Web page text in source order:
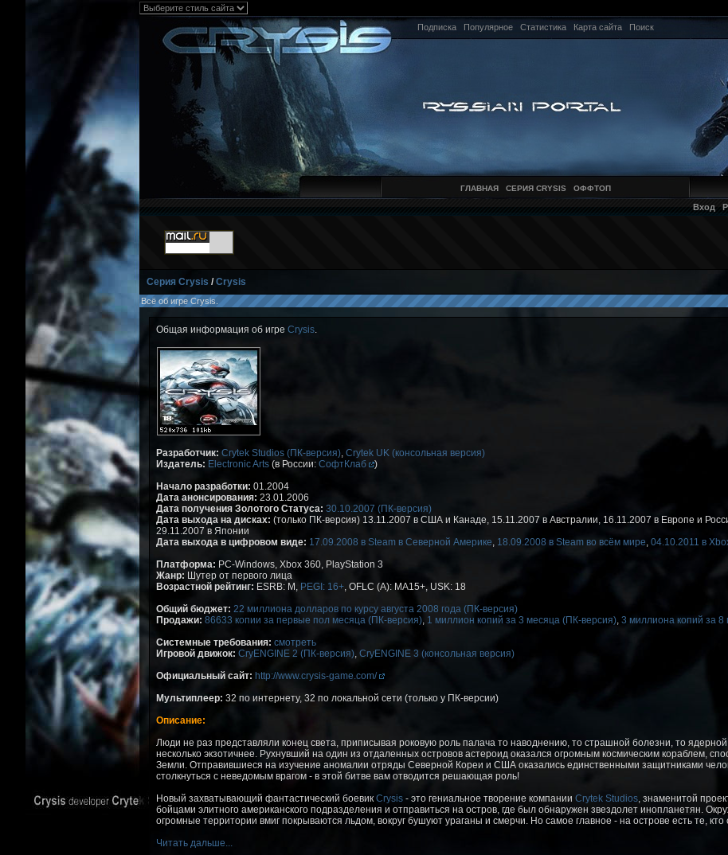
Подписка Популярное Статистика Карта сайта Поиск
ГЛАВНАЯ СЕРИЯ CRYSIS ОФФТОП
Вход
Серия Crysis /Crysis
Всё об игре Crysis.
Общая информация об игре Crysis.
Разработчик: Crytek Studios (ПК-версия), Crytek UK (консольная версия)
Издатель: Electronic Arts(в России: СофтКлаб
)
Начало разработки: 01.2004
Дата анонсирования: 23.01.2006
Дата получения Золотого Статуса: 30.10.2007 (ПК-версия)
Дата выхода на дисках: (только ПК-версия) 13.11.2007 в США и Канаде, 15.11.2007 в Австралии, 16.11.2007 в Европе и
29.11.2007 в Японии
Дата выхода в цифровом виде: 17.09.2008 в Steam в Северной Америке, 18.09.2008 в Steam во всём мире, 04.10.2011 в
Платформа: PC-Windows, Xbox 360, PlayStation 3
Жанр: Шутер от первого лица
Возрастной рейтинг: ESRB: M, PEGI: 16+, OFLC (A): MA15+, USK: 18
Общий бюджет: 22 миллиона долларов по курсу августа 2008 года (ПК-версия)
Продажи: 86633 копии за первые пол месяца (ПК-версия), 1 миллион копий за 3 месяца (ПК-версия), 3 миллиона копий за
Системные требования: смотреть
Игровой движок: CryENGINE 2 (ПК-версия), CryENGINE 3 (консольная версия)
Официальный сайт: http://www.crysis-game.com/
Мультиплеер: 32 по интернету, 32 по локальной сети (только у ПК-версии)
Описание:
Люди не раз представляли конец света, приписывая роковую роль палача то наводнению, то страшной болезни, то
несколько экзотичнее. Рухнувший на один из отдаленных островов астероид оказался огромным космическим кораблем,
Земли. Отправившиеся на изучение аномалии отряды Северной Кореи и США оказались единственными защитниками
столкнуться с неведомым врагом - в этой битве вам отводится решающая роль!
Новый захватывающий фантастический боевик Crysis- это гениальное творение компании Crytek Studios, знаменитой
бойцами элитного американского подразделения и отправиться на остров, где был обнаружен звездолет инопланетян.
огромные территории вмиг покрываются льдом, вокруг бушуют ураганы и смерчи. Но самое главное - на острове есть те, кто
Читать дальше...